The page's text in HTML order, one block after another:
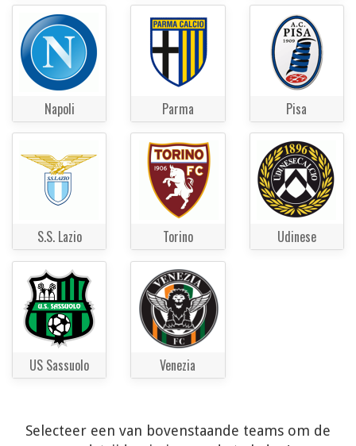
Napoli Parma Pisa
S.S. Lazio Torino Udinese
US Sassuolo Venezia
Selecteer een van bovenstaande teams om de